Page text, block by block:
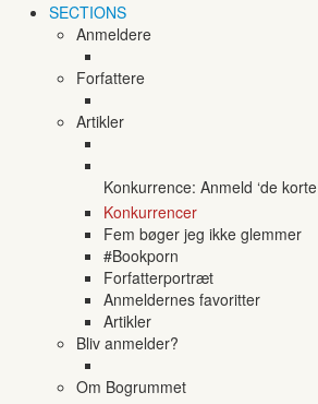
SECTIONS
Anmeldere
Forfattere
Artikler
Konkurrence: Anmeld ‘de
Konkurrencer
Fem bøger jeg ikke glemmer
#Bookporn
Forfatterportræt
Anmeldernes favoritter
Artikler
Bliv anmelder?
Om Bogrummet